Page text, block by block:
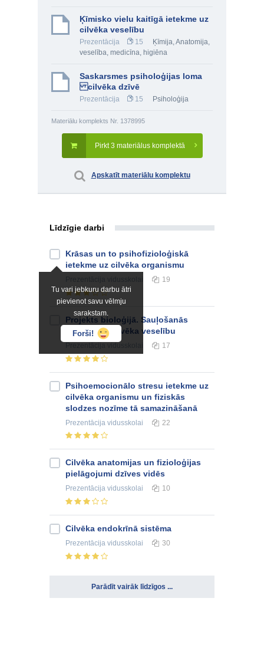
Ķīmisko vielu kaitīgā ietekme uz
cilvēka veselību
Prezentācija 15 Ķīmija,Anatomija,
veselība, medicīna, higiēna
Saskarsmes psiholoģijas loma
cilvēka dzīvē
Prezentācija 15 Psiholoģija
Materiālu komplekts Nr. 1378995
Pirkt 3 materiālus komplektā
Apskatīt materiālu komplektu
Līdzīgie darbi
Tu vari jebkuru darbu ātri
pievienot savu vēlmju
sarakstam.
Forši!
Krāsas un to psihofizioloģiskā
ietekme uz cilvēka organismu
19
Projekts bioloģijā. Sauļošanās
ietekme uz cilvēka veselību
17
Psihoemocionālo stresu ietekme uz
cilvēka organismu un fiziskās
slodzes nozīme tā samazināšanā
Prezentācija vidusskolai 22
Cilvēka anatomijas un fizioloģijas
pielāgojumi dzīves vidēs
Prezentācija vidusskolai 10
Cilvēka endokrīnā sistēma
Prezentācija vidusskolai 30
Parādīt vairāk līdzīgos ...